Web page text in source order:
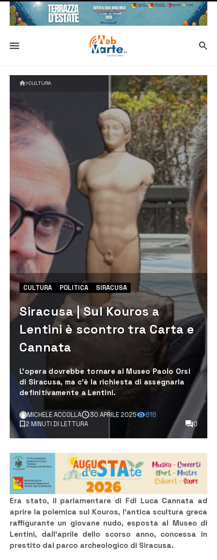
CULTURA
CULTURA POLITICA SIRACUSA
Siracusa | Sul Kouros a
Lentini è scontro tra Carta e
Cannata
L’opera dovrebbe tornare al Museo Paolo Orsi
di Siracusa, ma c’è la richiesta di assegnarla
definitivamente a Lentini.
MICHELE ACCOLLA 30 APRILE 2025
818
2 MINUTI DI LETTURA
0
Era stato, il parlamentare di FdI Luca Cannata ad
aprire la polemica sul Kouros, l’antica scultura greca
raffigurante un giovane nudo, esposta al Museo di
Lentini, dall’aprile dello scorso anno, concessa in
prestito dal parco archeologico di Siracusa.